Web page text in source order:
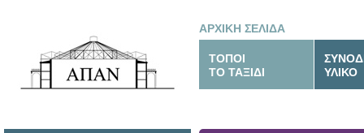
ΑΡΧΙΚΗ ΣΕΛΙΔΑ
ΤΟΠΟΙ
ΤΟ ΤΑΞΙΔΙ
ΥΛΙΚΟ